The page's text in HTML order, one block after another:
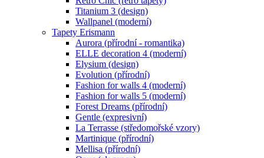
Titanium 3 (design)
Wallpanel (moderní)
Tapety Erismann
Aurora (přírodní - romantika)
ELLE decoration 4 (moderní)
Elysium (design)
Evolution (přírodní)
Fashion for walls 4 (moderní)
Fashion for walls 5 (moderní)
Forest Dreams (přírodní)
Gentle (expresivní)
La Terrasse (středomořské vzory)
Martinique (přírodní)
Mellisa (přírodní)